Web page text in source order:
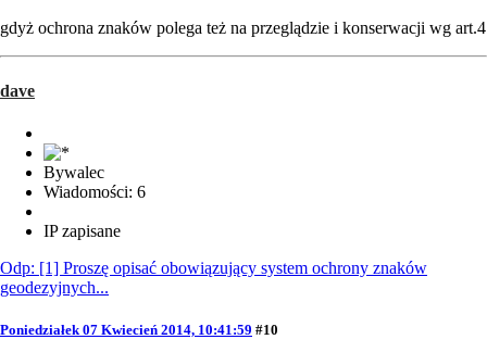
gdyż ochrona znaków polega też na przeglądzie i konserwacji wg art.4
dave
Bywalec
Wiadomości: 6
IP zapisane
Odp: [1] Proszę opisać obowiązujący system ochrony znaków
geodezyjnych...
Poniedziałek 07 Kwiecień 2014, 10:41:59 #10